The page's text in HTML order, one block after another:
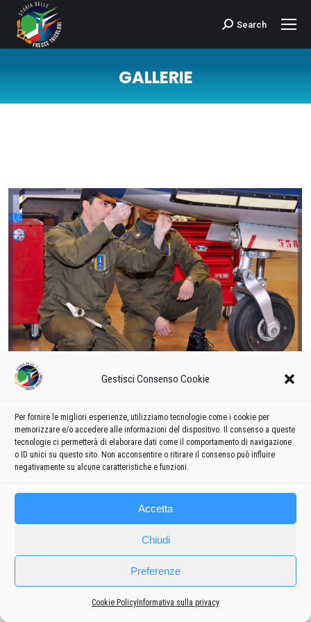
Gestisci Consenso Cookie
Per fornire le migliori esperienze, utilizziamo tecnologie come i cookie per
memorizzare e/o accedere alle informazioni del dispositivo. Il consenso a queste
tecnologie ci permetterà di elaborare dati come il comportamento di navigazione
o ID unici su questo sito. Non acconsentire o ritirare il consenso può influire
negativamente su alcune caratteristiche e funzioni.
Accetta
Chiudi
Preferenze
Cookie Policy Informativa sulla privacy
Cerca:Search
GALLERIE
Frecce